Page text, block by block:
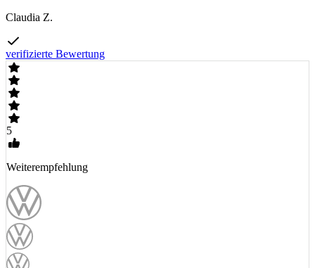
Claudia Z.
verifizierte Bewertung
5
Weiterempfehlung